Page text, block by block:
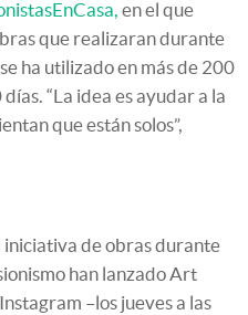
en el que
que realizaran durante
ha utilizado en más de 200
“La idea es ayudar a la
que están solos”,
iniciativa de obras durante
han lanzado Art
–los jueves a las